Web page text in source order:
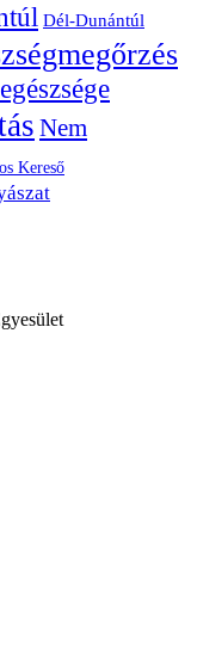
Dél-Dunántúl
Nem
Kereső